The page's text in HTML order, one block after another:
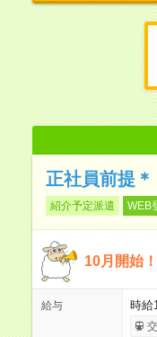
正社員前提
紹介予定派遣 WEB
10月開始
給与 時給